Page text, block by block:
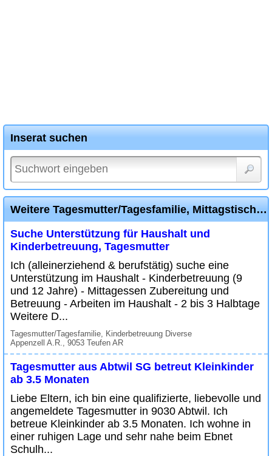
Inserat suchen
Weitere Tagesmutter/Tagesfamilie, Mittagstisch/Betreuung Inserate
Suche Unterstützung für Haushalt und
Kinderbetreuung, Tagesmutter
Ich (alleinerziehend & berufstätig) suche eine
Unterstützung im Haushalt - Kinderbetreuung (9
und 12 Jahre) - Mittagessen Zubereitung und
Betreuung - Arbeiten im Haushalt - 2 bis 3 Halbtage
Weitere D...
Tagesmutter/Tagesfamilie, Kinderbetreuung Diverse
Appenzell A.R., 9053 Teufen AR
Tagesmutter aus Abtwil SG betreut Kleinkinder
ab 3.5 Monaten
Liebe Eltern, ich bin eine qualifizierte, liebevolle und
angemeldete Tagesmutter in 9030 Abtwil. Ich
betreue Kleinkinder ab 3.5 Monaten. Ich wohne in
einer ruhigen Lage und sehr nahe beim Ebnet
Schulh...